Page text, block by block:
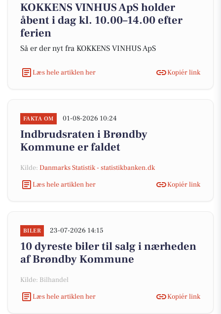
KOKKENS VINHUS ApS holder
åbent i dag kl. 10.00–14.00 efter
ferien
Så er der nyt fra KOKKENS VINHUS ApS
Læs hele artiklen her Kopiér link
FAKTA OM 01-08-2026 10:24
Indbrudsraten i Brøndby
Kommune er faldet
Kilde: Danmarks Statistik - statistikbanken.dk
Læs hele artiklen her
Kopiér link
BILER 23-07-2026 14:15
10 dyreste biler til salg i nærheden
af Brøndby Kommune
Kilde: Bilhandel
Læs hele artiklen her
Kopiér link